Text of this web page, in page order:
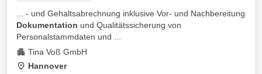
... - und Gehaltsabrechnung inklusive Vor- und Nachbereitung
Dokumentation und Qualitätssicherung von
Personalstammdaten und ...
Tina Voß GmbH
Hannover